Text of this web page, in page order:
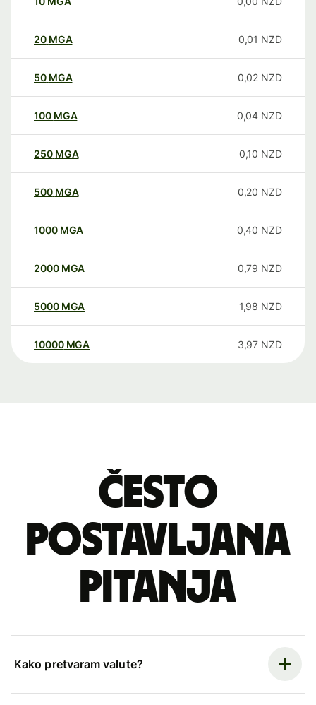
20 MGA 0,01 NZD
50 MGA 0,02 NZD
100 MGA 0,04 NZD
250 MGA 0,10 NZD
500 MGA 0,20 NZD
1000 MGA 0,40 NZD
2000 MGA 0,79 NZD
5000 MGA 1,98 NZD
10000 MGA 3,97 NZD
Često
postavljana
pitanja
Kako pretvaram valute?